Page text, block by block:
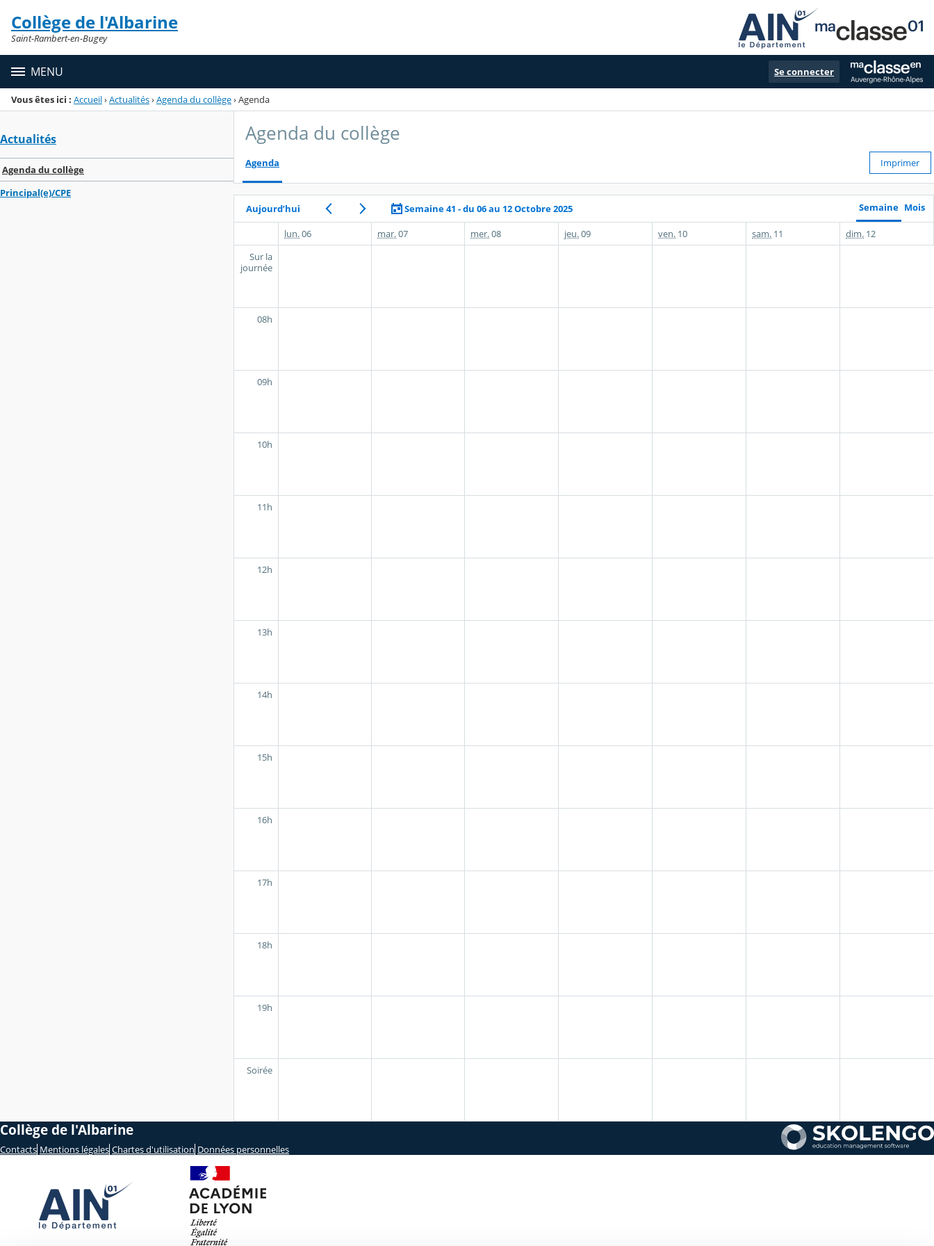
Menu de la rubrique
Contenu
Collège de l'Albarine
Saint-Rambert-en-Bugey
MENU Se connecter
Vous êtes ici : Accueil›Actualités›Agenda du collège›Agenda
Actualités
Agenda du collège
Principal(e)/CPE
Agenda du collège
Agenda Imprimer
Aujourd’hui Semaine 41 - du 06 au 12 Octobre 2025 Semaine Mois
lun.06 mar.07 mer.08 jeu.09 ven. 10 sam. 11 dim. 12
Sur la
journée
08h
09h
10h
11h
12h
13h
14h
15h
16h
17h
18h
19h
Soirée
Collège de l'Albarine
Contacts Mentions légales Chartes d'utilisation Données personnelles